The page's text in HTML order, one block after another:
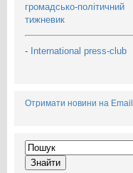
громадсько-політичний
тижневик
- International press-club
Отримати новини на Email